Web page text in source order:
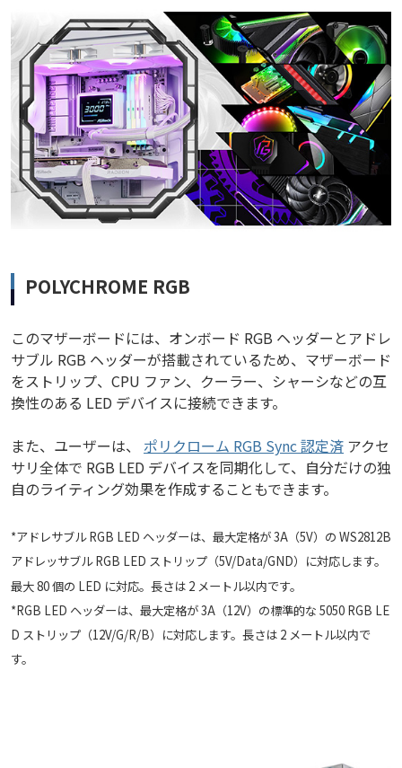
POLYCHROME RGB
このマザーボードには、オンボード RGB ヘッダーとアドレ
サブル RGB ヘッダーが搭載されているため、マザーボード
をストリップ、CPU ファン、クーラー、シャーシなどの互
換性のある LED デバイスに接続できます。
また、ユーザーは、 ポリクローム RGB Sync 認定済 アクセ
サリ全体で RGB LED デバイスを同期化して、自分だけの独
自のライティング効果を作成することもできます。
*アドレサブル RGB LED ヘッダーは、最大定格が 3A（5V）の WS2812B
アドレッサブル RGB LED ストリップ（5V/Data/GND）に対応します。
最大 80 個の LED に対応。長さは 2 メートル以内です。
*RGB LED ヘッダーは、最大定格が 3A（12V）の標準的な 5050 RGB LE
D ストリップ（12V/G/R/B）に対応します。長さは 2 メートル以内で
す。